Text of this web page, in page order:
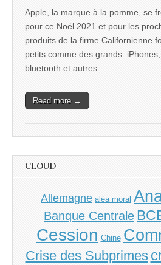
Apple, la marque à la pomme, se
pour ce Noël 2021 et pour les
produits de la firme Californienne
petits comme des grands.
bluetooth et autres…
Read more →
CLOUD
Allemagne aléa moral
Banque Centrale
Cession Chine
Crise des Subprimes